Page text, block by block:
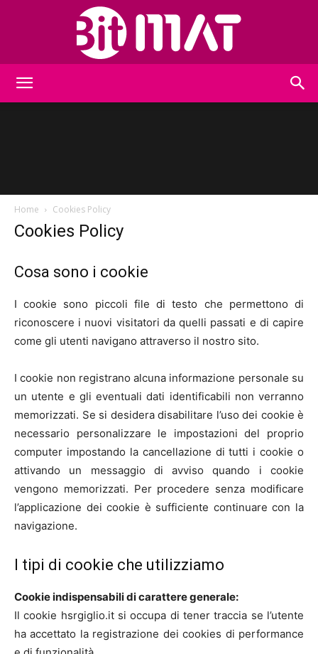
Home Cookies Policy
Cookies Policy
Cosa sono i cookie
I cookie sono piccoli file di testo che permettono di
riconoscere i nuovi visitatori da quelli passati e di capire
come gli utenti navigano attraverso il nostro sito.
I cookie non registrano alcuna informazione personale su
un utente e gli eventuali dati identificabili non verranno
memorizzati. Se si desidera disabilitare l’uso dei cookie è
necessario personalizzare le impostazioni del proprio
computer impostando la cancellazione di tutti i cookie o
attivando un messaggio di avviso quando i cookie
vengono memorizzati. Per procedere senza modificare
l’applicazione dei cookie è sufficiente continuare con la
navigazione.
I tipi di cookie che utilizziamo
Cookie indispensabili di carattere generale:
Il cookie hsrgiglio.it si occupa di tener traccia se l’utente
ha accettato la registrazione dei cookies di performance